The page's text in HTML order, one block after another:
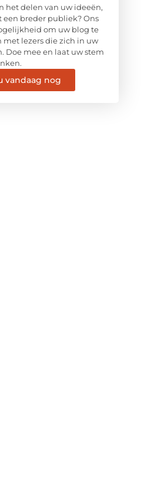
het delen van uw ideeën,
een breder publiek? Ons
om uw blog te
lezers die zich in uw
Doe mee en laat uw stem
vandaag nog